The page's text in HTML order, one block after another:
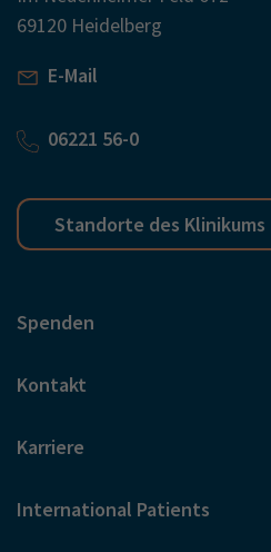
69120 Heidelberg
E-Mail
06221 56-0
Standorte des Klinikums
Spenden
Kontakt
Karriere
International Patients